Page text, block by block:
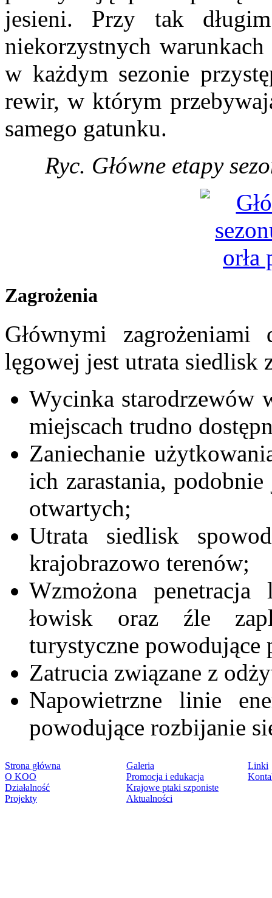
jesieni. Przy tak
niekorzystnych
w każdym sezonie
rewir, w którym
samego gatunku.
Ryc. Główne etapy
Zagrożenia
Głównymi
lęgowej jest utrata siedlisk
Wycinka starodrzewów
miejscach trudno
Zaniechanie
ich zarastania,
otwartych;
Utrata siedlisk
krajobrazowo terenów;
Wzmożona
łowisk oraz źle
turystyczne powodujące
Zatrucia związane z
Napowietrzne linie
powodujące rozbijanie
Strona główna
O KOO
Działalność
Projekty
Galeria
Promocja i edukacja
Krajowe ptaki szponiste
Aktualności
Linki